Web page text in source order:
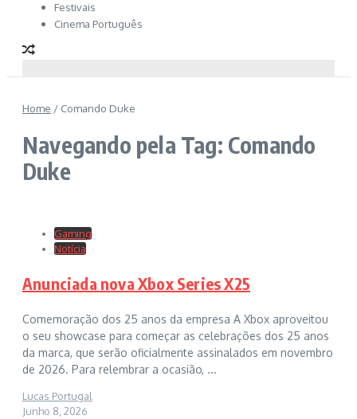
Festivais
Cinema Português
Home / Comando Duke
Navegando pela Tag: Comando
Duke
Gaming
Notícia
Anunciada nova Xbox Series X25
Comemoração dos 25 anos da empresa A Xbox aproveitou
o seu showcase para começar as celebrações dos 25 anos
da marca, que serão oficialmente assinalados em novembro
de 2026. Para relembrar a ocasião, ...
Lucas Portugal
Junho 8, 2026